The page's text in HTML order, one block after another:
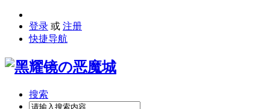
登录 或 注册
快捷导航
搜索